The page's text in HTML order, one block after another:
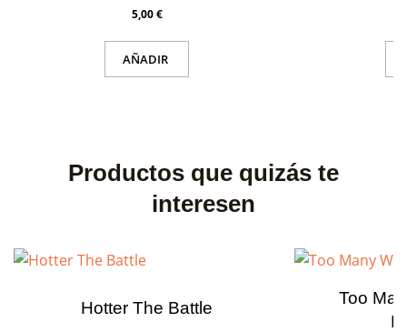
5,00 €
AÑADIR
Productos que quizás te
interesen
Hotter The Battle
Too